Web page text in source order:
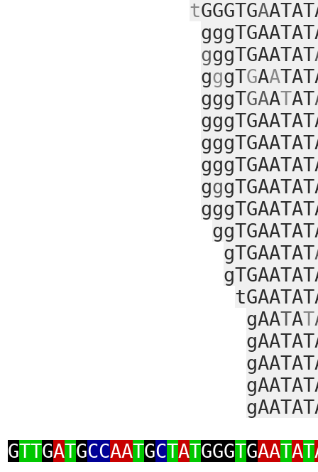
tGGGTGA
gggTGAATAT
gggTGAA
gggTGAATAT
gg
gTGAATAT
gAATAT
GTTGATGCCAATGCTATGGGTGAATAT